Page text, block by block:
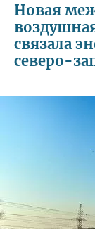
Новая
связала
северо-